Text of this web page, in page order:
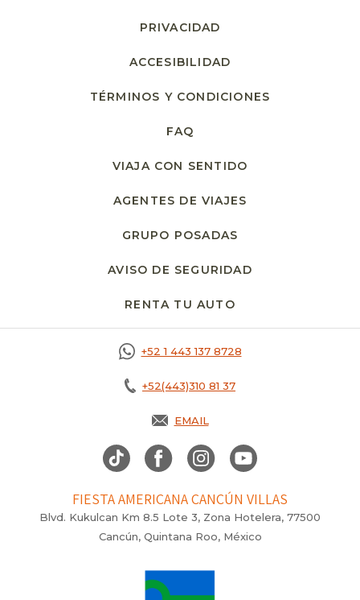
PRIVACIDAD
ACCESIBILIDAD
TÉRMINOS Y CONDICIONES
FAQ
VIAJA CON SENTIDO
AGENTES DE VIAJES
GRUPO POSADAS
AVISO DE SEGURIDAD
RENTA TU AUTO
+52 1 443 137 8728
+52(443)310 81 37
EMAIL
FIESTA AMERICANA CANCÚN VILLAS
Blvd. Kukulcan Km 8.5 Lote 3, Zona Hotelera, 77500
Cancún, Quintana Roo, México